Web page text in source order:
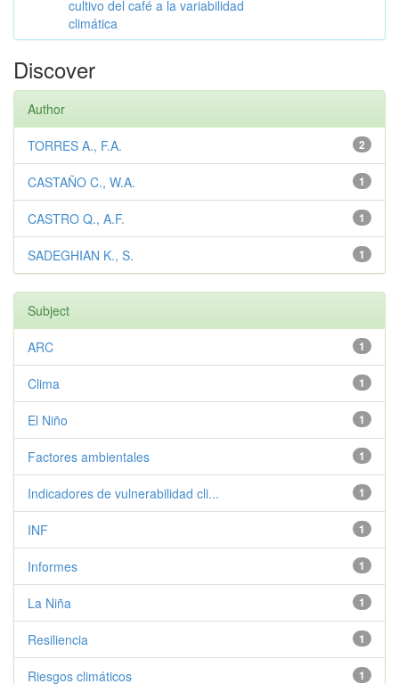
cultivo del café a la variabilidad
climática
Discover
Author
2
TORRES A., F.A.
1
CASTAÑO C., W.A.
1
CASTRO Q., A.F.
1
SADEGHIAN K., S.
Subject
1
ARC
1
Clima
1
El Niño
1
Factores ambientales
1
Indicadores de vulnerabilidad cli...
1
INF
1
Informes
1
La Niña
1
Resiliencia
1
Riesgos climáticos